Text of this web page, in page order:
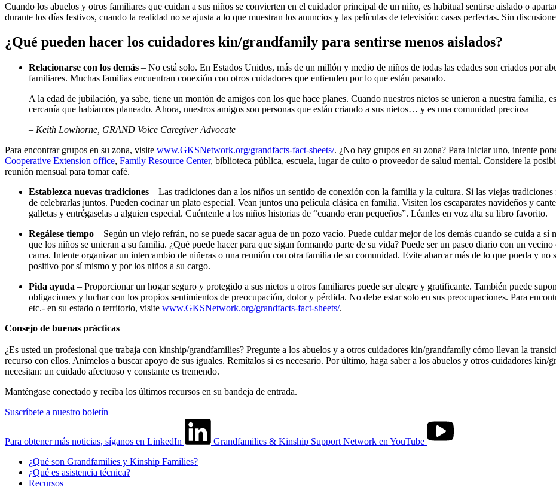
Cuando los abuelos y otros familiares que cuidan a sus niños se convierten en el cuidador principal de un niño, es habitual sentirse aislado o
durante los días festivos, cuando la realidad no se ajusta a lo que muestran los anuncios y las películas de televisión: casas perfectas. Sin
¿Qué pueden hacer los cuidadores kin/grandfamily para sentirse menos aislados?
Relacionarse con los demás – No está solo. En Estados Unidos, más de un millón y medio de niños de todas las edades son criados por
familiares. Muchas familias encuentran conexión con otros cuidadores que entienden por lo que están pasando.
A la edad de jubilación, ya sabe, tiene un montón de amigos con los que hace planes. Cuando nuestros nietos se unieron a nuestra familia,
cercanía que habíamos planeado. Ahora, nuestros amigos son personas que están criando a sus nietos… y es una comunidad preciosa
– Keith Lowhorne, GRAND Voice Caregiver Advocate
Para encontrar grupos en su zona, visite www.GKSNetwork.org/grandfacts-fact-sheets/. ¿No hay grupos en su zona? Para iniciar uno, intente
Cooperative Extension office, Family Resource Center, biblioteca pública, escuela, lugar de culto o proveedor de salud mental. Considere la
reunión mensual para tomar café.
Establezca nuevas tradiciones – Las tradiciones dan a los niños un sentido de conexión con la familia y la cultura. Si las viejas
de celebrarlas juntos. Pueden cocinar un plato especial. Vean juntos una película clásica en familia. Visiten los escaparates navideños y
galletas y entrégaselas a alguien especial. Cuéntenle a los niños historias de “cuando eran pequeños”. Léanles en voz alta su libro favorito.
Regálese tiempo – Según un viejo refrán, no se puede sacar agua de un pozo vacío. Puede cuidar mejor de los demás cuando se cuida a sí
que los niños se unieran a su familia. ¿Qué puede hacer para que sigan formando parte de su vida? Puede ser un paseo diario con un
cama. Intente organizar un intercambio de niñeras o una reunión con otra familia de su comunidad. Evite abarcar más de lo que pueda y no
positivo por sí mismo y por los niños a su cargo.
Pida ayuda – Proporcionar un hogar seguro y protegido a sus nietos u otros familiares puede ser alegre y gratificante. También puede
obligaciones y luchar con los propios sentimientos de preocupación, dolor y pérdida. No debe estar solo en sus preocupaciones. Para
etc.- en su estado o territorio, visite www.GKSNetwork.org/grandfacts-fact-sheets/.
Consejo de buenas prácticas
¿Es usted un profesional que trabaja con kinship/grandfamilies? Pregunte a los abuelos y a otros cuidadores kin/grandfamily cómo llevan la
recurso con ellos. Anímelos a buscar apoyo de sus iguales. Remítalos si es necesario. Por último, haga saber a los abuelos y otros cuidadores
necesitan: un cuidado afectuoso y constante es tremendo.
Manténgase conectado y reciba los últimos recursos en su bandeja de entrada.
Suscríbete a nuestro boletín
Para obtener más noticias, síganos en LinkedIn
Grandfamilies & Kinship Support Network en YouTube
¿Qué son Grandfamilies y Kinship Families?
¿Qué es asistencia técnica?
Recursos